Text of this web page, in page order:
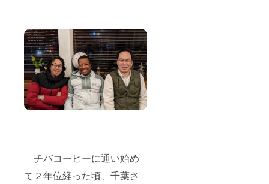
チバコーヒーに通い始め
て２年位経った頃、千葉さ